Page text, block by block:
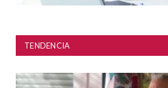
TENDENCIA